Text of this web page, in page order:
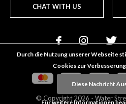
CHAT WITH US
© Copyright 2026 - Water
Durch die Nutzung unserer Webseite
Cookies zur
Diese Nachricht
Für weitere Informationen